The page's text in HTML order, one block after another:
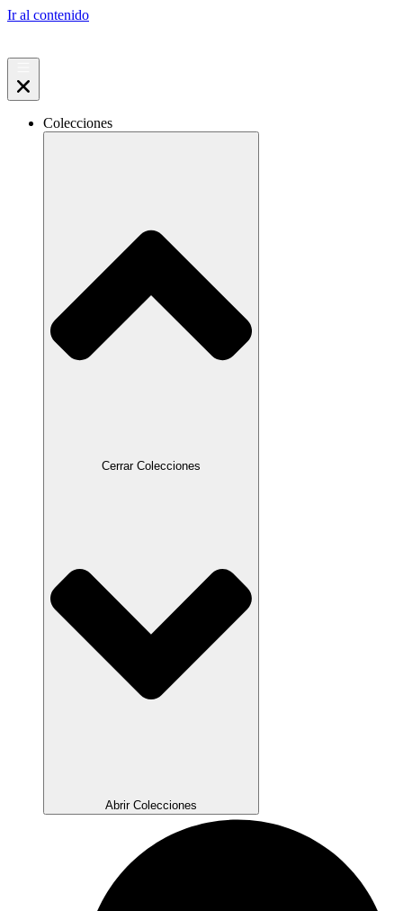
Ir al contenido
Colecciones
Cerrar Colecciones
Abrir Colecciones